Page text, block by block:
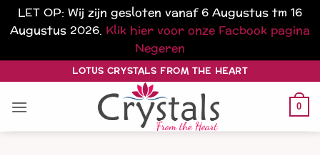
LET OP: Wij zijn gesloten vanaf 6 Augustus tm 16
Augustus 2026. Klik hier voor onze Facbook pagina
Negeren
naar
inhoud
LOTUS CRYSTALS FROM THE HEART
0